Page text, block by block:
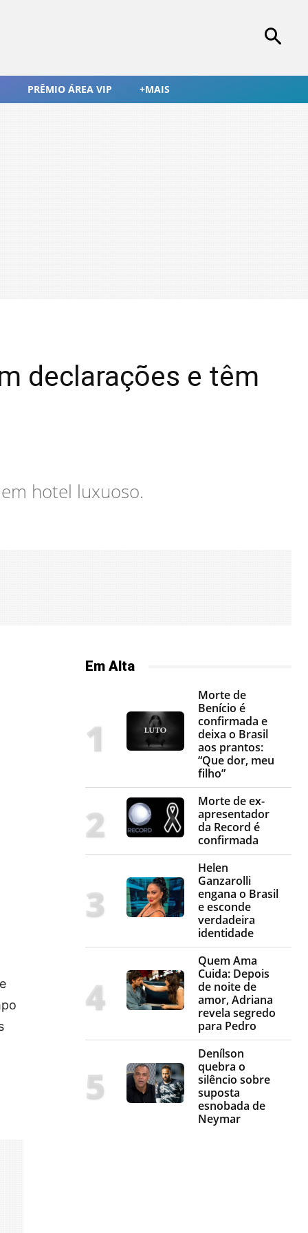
PRÊMIO ÁREA VIP +MAIS
declarações e têm
hotel luxuoso.
Em Alta
Morte de
Benício é
confirmada e
deixa o Brasil
aos prantos:
“Que dor, meu
filho”
Morte de ex-
apresentador
da Record é
confirmada
Helen
Ganzarolli
engana o Brasil
e esconde
verdadeira
identidade
Quem Ama
Cuida: Depois
de noite de
amor, Adriana
revela segredo
para Pedro
Denílson
quebra o
silêncio sobre
suposta
esnobada de
Neymar